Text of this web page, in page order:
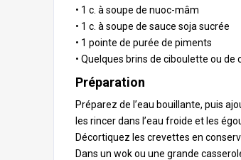
• 1 c. à soupe de nuoc-mâm
• 1 c. à soupe de sauce soja sucrée
• 1 pointe de purée de piments
• Quelques brins de ciboulette ou de
Préparation
Préparez de l’eau bouillante, puis
les rincer dans l’eau froide et les
Décortiquez les crevettes en
Dans un wok ou une grande